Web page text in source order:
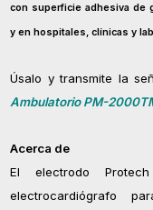
con superficie adhesiva de
y en hospitales, clínicas y
Úsalo y transmite la
Ambulatorio PM-
Acerca de
El electrodo
electrocardiógrafo